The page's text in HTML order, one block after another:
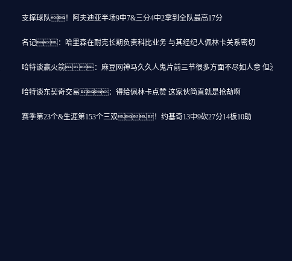
支撑球队！阿夫迪亚半场9中7&三分4中2拿到全队最高17分
名记：哈里森在耐克长期负责科比业务 与其经纪人佩林卡关系密切
哈特谈赢火箭：麻豆网神马久久人鬼片前三节很多方面不尽如人意 但没有受
哈特谈东契奇交易：得给佩林卡点赞 这家伙简直就是抢劫啊
赛季第23个&生涯第153个三双！约基奇13中9砍27分14板10助